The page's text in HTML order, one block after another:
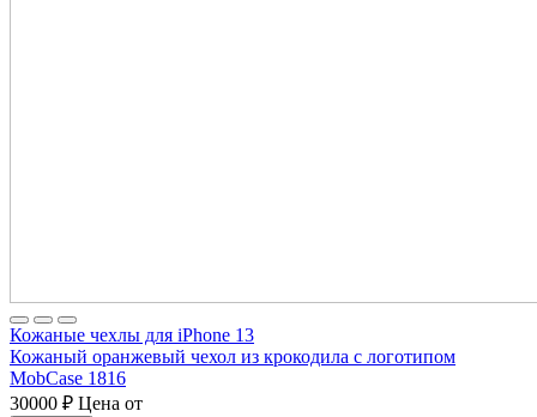
Кожаные чехлы для iPhone 13
Кожаный оранжевый чехол из крокодила с логотипом
MobCase 1816
30000 ₽ Цена от